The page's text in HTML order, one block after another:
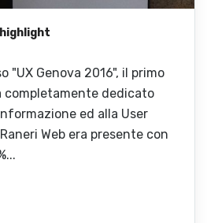
highlight
"UX Genova 2016", il primo
completamente dedicato
ed alla User
Web era presente con